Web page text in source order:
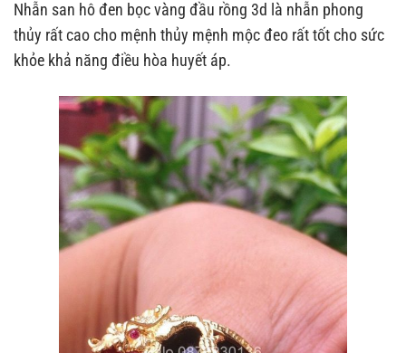
Nhẫn san hô đen bọc vàng đầu rồng 3d là nhẫn phong
thủy rất cao cho mệnh thủy mệnh mộc đeo rất tốt cho sức
khỏe khả năng điều hòa huyết áp.